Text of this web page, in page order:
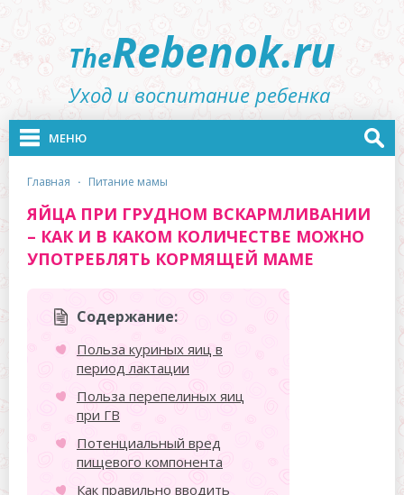
TheRebenok.ru
Уход и воспитание ребенка
МЕНЮ
главная · питание мамы
ЯЙЦА ПРИ ГРУДНОМ ВСКАРМЛИВАНИИ
– КАК И В КАКОМ КОЛИЧЕСТВЕ МОЖНО
УПОТРЕБЛЯТЬ КОРМЯЩЕЙ МАМЕ
Содержание:
Польза куриных яиц в
период лактации
Польза перепелиных яиц
при ГВ
Потенциальный вред
пищевого компонента
Как правильно вводить